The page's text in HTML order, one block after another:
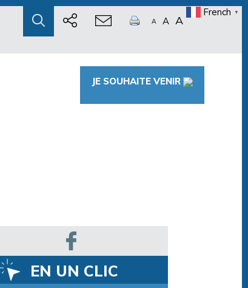
A A A
French ▼
JE SOUHAITE VENIR
EN UN CLIC